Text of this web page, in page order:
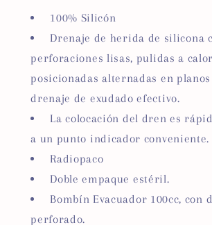
100% Silicón
Drenaje de herida de silicona
perforaciones lisas, pulidas a
posicionadas alternadas en
drenaje de exudado efectivo.
La colocación del dren es
a un punto indicador conveniente.
Radiopaco
Doble empaque estéril.
Bombín Evacuador 100cc, con
perforado.